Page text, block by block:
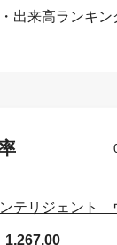
出来高ランキ